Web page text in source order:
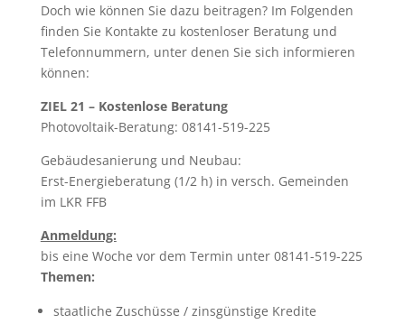
Doch wie können Sie dazu beitragen? Im Folgenden
finden Sie Kontakte zu kostenloser Beratung und
Telefonnummern, unter denen Sie sich informieren
können:
ZIEL 21 – Kostenlose Beratung
Photovoltaik-Beratung: 08141-519-225
Gebäudesanierung und Neubau:
Erst-Energieberatung (1/2 h) in versch. Gemeinden
im LKR FFB
Anmeldung:
bis eine Woche vor dem Termin unter 08141-519-225
Themen:
staatliche Zuschüsse / zinsgünstige Kredite